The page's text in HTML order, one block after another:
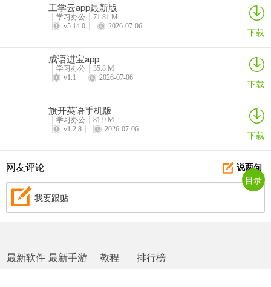
问：电脑能接收手机应用的通知吗？
答：能。前往手机蓝牙设置中启用通知以及共享系统通知，即可在电
脑上接收和管理手机应用的通知。
工学云app最新版
学习办公
71.81 M
v5.14.0
2026-07-06 下载
成语进宝app
学习办公
35.8 M
v1.1
2026-07-06 下载
旗开英语手机版
学习办公
81.9 M
v1.2.8
2026-07-06 下载
说两句
网友评论
我要跟贴
最新软件 最新手游 教程 排行榜
目录